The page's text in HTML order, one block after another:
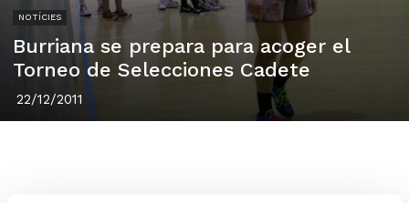
NOTÍCIES
Burriana se prepara para acoger el
Torneo de Selecciones Cadete
22/12/2011